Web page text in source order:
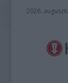
2026.